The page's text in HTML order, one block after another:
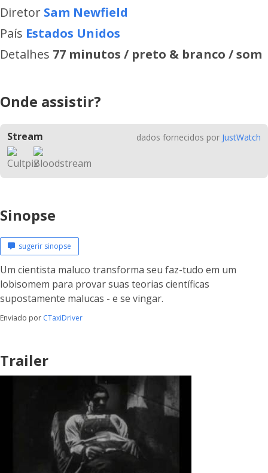
Diretor Sam Newfield
País Estados Unidos
Detalhes 77 minutos / preto & branco / som
Onde assistir?
Stream dados fornecidos por JustWatch
Sinopse
sugerir sinopse
Um cientista maluco transforma seu faz-tudo em um
lobisomem para provar suas teorias científicas
supostamente malucas - e se vingar.
Enviado por CTaxiDriver
Trailer